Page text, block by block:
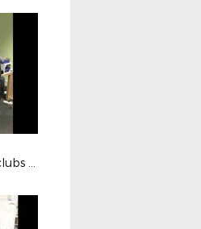
Partenariat Ligue / Intersport : les clubs promus récompensés !